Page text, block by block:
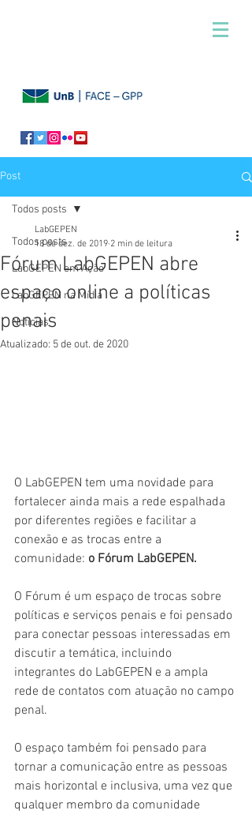
Post
Todos posts
LabGEPEN em Ação
LabGEPEN na Mídia
Notícias
Todos posts
Fórum LabGEPEN abre
espaço online a políticas
penais
LabGEPEN
18 de dez. de 2019 2 min de leitura
Atualizado: 5 de out. de 2020
O LabGEPEN tem uma novidade para
fortalecer ainda mais a rede espalhada
por diferentes regiões e facilitar a
conexão e as trocas entre a
comunidade: o Fórum LabGEPEN.
O Fórum é um espaço de trocas sobre
políticas e serviços penais e foi pensado
para conectar pessoas interessadas em
discutir a temática, incluindo
integrantes do LabGEPEN e a ampla
rede de contatos com atuação no campo
penal.
O espaço também foi pensado para
tornar a comunicação entre as pessoas
mais horizontal e inclusiva, uma vez que
qualquer membro da comunidade